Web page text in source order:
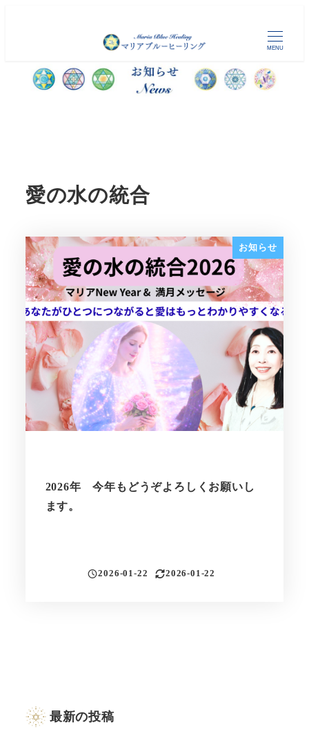
MENU
愛の水の統合
お知らせ
2026年 今年もどうぞよろしくお願いし
ます。
投稿日
2026-01-22
更新日
2026-01-22
最新の投稿